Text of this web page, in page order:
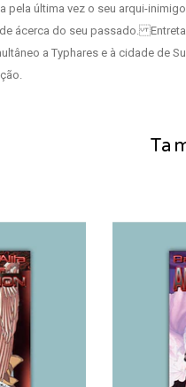
pela última vez o seu arqui-
ácerca do seu passado.
a Typhares e à cidade de